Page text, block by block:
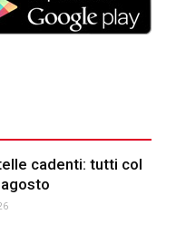
cadenti: tutti col
agosto